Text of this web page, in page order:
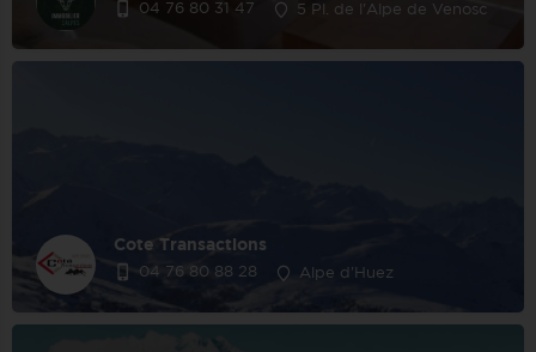
04 76 80 31 47 5 Pl. de l'Alpe de Venosc
Cote Transactions
04 76 80 88 28 Alpe d'Huez